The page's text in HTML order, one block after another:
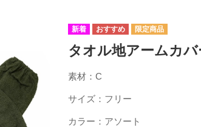
タオル地アームカ
素材：C
サイズ：フリー
カラー：アソート